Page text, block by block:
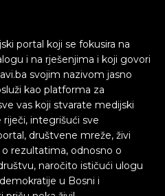
portal koji se fokusira na
i na rješenjima i koji govori
svojim nazivom jasno
kao platforma za
vas koji stvarate medijski
integrišući sve
društvene mreže, živi
o rezultatima, odnosno o
naročito ističući ulogu
u Bosni i